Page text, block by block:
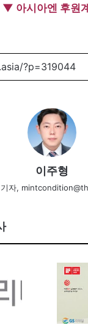
▼ 아시아엔 후원
이주형
기자,